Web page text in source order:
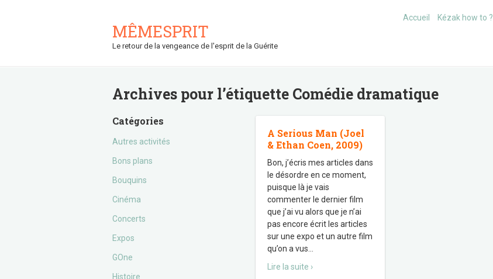
MÊMESPRIT
Le retour de la vengeance de l'esprit de la Guérite
Accueil Kézak how to ?
Archives pour l’étiquette Comédie dramatique
Catégories
Autres activités
Bons plans
Bouquins
Cinéma
Concerts
Expos
GOne
Histoire
A Serious Man (Joel
& Ethan Coen, 2009)
Bon, j’écris mes articles dans
le désordre en ce moment,
puisque là je vais
commenter le dernier film
que j’ai vu alors que je n’ai
pas encore écrit les articles
sur une expo et un autre film
qu’on a vus
Lire la suite ›